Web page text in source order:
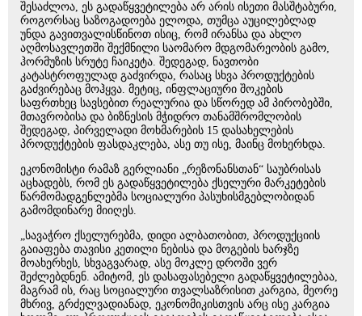
შესაძლოა, ეს გადაწყვეტილება არ არის ისეთი მასშტაბური,
როგორსაც საზოგადოება ელოდა, თუმცა აუცილებლად
უნდა გავითვალისწინოთ ისიც, რომ ირანსა და ახლო
აღმოსავლეთში შექმნილი საომარო მდგომარეობის გამო,
ჰორმუზის სრუტე ჩაიკეტა. შედეგად, ნავთობი
კატასტროფულად გაძვირდა, რასაც სხვა პროდუქტების
გაძვირებაც მოჰყვა. მეტიც, ინფლაციური შოკების
საფრთხეც სავსებით რეალურია და სწორედ ამ პირობებში,
მთავრობისა და ბიზნესის მჭიდრო თანამშრომლობის
შედეგად, პირველადი მოხმარების 15 დასახელების
პროდუქტების ფასდაკლება, ასე თუ ისე, მაინც მოხერხდა.
ეკონომისტი რამაზ გერლიანი „რეზონანსთან“ საუბრისას
აცხადებს, რომ ეს გადაწყვეტილება ქსელური მარკეტების
წარმომადგენლებმა სოციალური პასუხისმგებლობიდან
გამომდინარე მიიღეს.
„სავაჭრო ქსელურებმა, დიდი ალბათობით, პროდუქციის
გაიაფება თავისი კეთილი ნებისა და მოგების ხარჯზე
მოახერხეს, სხვაგვარად, ასე მოკლე დროში ვერ
შეძლებდნენ. ამიტომ, ეს დასაფასებელი გადაწყვეტილებაა,
მაგრამ ის, რაც სოციალური თვალსაზრისით კარგია, მეორე
მხრივ, გრძელვადიანად, ეკონომიკისთვის არც ისე კარგია